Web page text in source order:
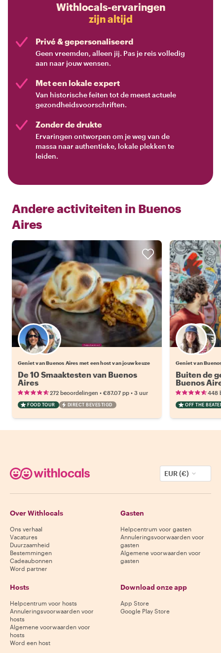
Withlocals-ervaringen
zijn altijd
Privé & gepersonaliseerd
Geen vreemden, alleen jij. Pas je reis volledig
aan naar jouw wensen.
Met een lokale expert
Van historische feiten tot de meest actuele
gezondheidsvoorschriften.
Zonder de drukte
Ervaringen ontworpen om je weg van de
massa naar authentieke, lokale plekken te
leiden.
Andere activiteiten in Buenos
Aires
Kies jouw favoriete local
Geniet van Buenos Aires met een host van jouw keuze
De 10 Smaaktesten van Buenos
Aires
272 beoordelingen • €87.07 pp • 3 uur
FOOD TOUR DIRECT BEVESTIGD
Geniet van
Buiten de
Buenos
Tour
448
OFF THE
EUR (€)
Over Withlocals
Ons verhaal
Vacatures
Duurzaamheid
Bestemmingen
Cadeaubonnen
Word partner
Gasten
Helpcentrum voor gasten
Annuleringsvoorwaarden voor
gasten
Algemene voorwaarden voor
gasten
Hosts
Helpcentrum voor hosts
Annuleringsvoorwaarden voor
hosts
Algemene voorwaarden voor
hosts
Word een host
Download onze app
App Store
Google Play Store